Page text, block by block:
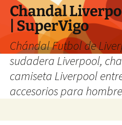
Chandal
| SuperVigo
Chándal Futbol de
sudadera Liverpool,
camiseta Liverpool
accesorios para